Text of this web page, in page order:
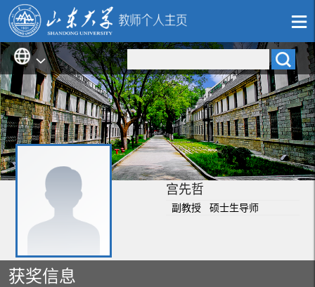
宫先哲
副教授 硕士生导师
获奖信息